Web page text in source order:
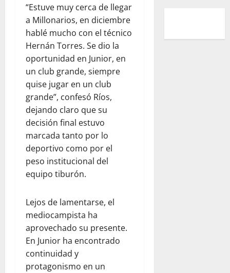
“Estuve muy cerca de llegar
a Millonarios, en diciembre
hablé mucho con el técnico
Hernán Torres. Se dio la
oportunidad en Junior, en
un club grande, siempre
quise jugar en un club
grande”, confesó Ríos,
dejando claro que su
decisión final estuvo
marcada tanto por lo
deportivo como por el
peso institucional del
equipo tiburón.
Lejos de lamentarse, el
mediocampista ha
aprovechado su presente.
En Junior ha encontrado
continuidad y
protagonismo en un